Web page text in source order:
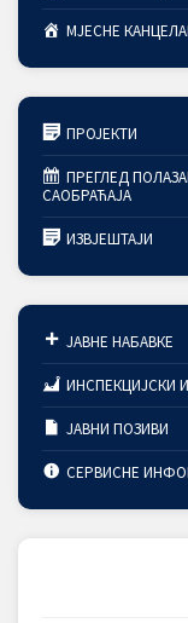
МЈЕСНЕ
ПРОЈЕКТИ
ПРЕГЛЕД
САОБРАЋАЈА
ИЗВЈЕШТАЈИ
ЈАВНЕ НАБАВКЕ
ИНСПЕКЦИЈСКИ
ЈАВНИ ПОЗИВИ
СЕРВИСНЕ